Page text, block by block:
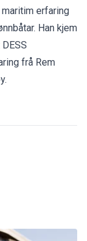
erfaring
Han kjem
frå Rem